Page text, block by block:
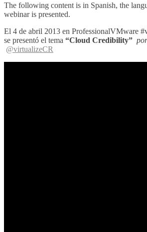
The following content is in Spanish, the
webinar is presented.
El 4 de abril 2013 en ProfessionalVMware
se presentó el tema “Cloud Credibility”
@virtualizeCR